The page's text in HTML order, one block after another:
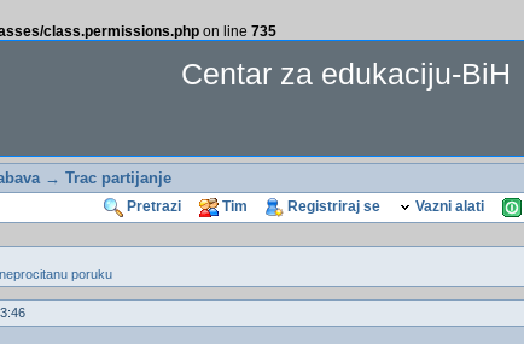
class.permissions.php on line 735
Centar za edukaciju-BiH
→ Trac partijanje
Pretrazi Tim Registriraj se Vazni alati
poruku